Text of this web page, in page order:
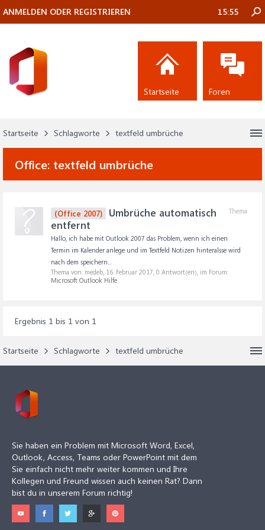
Startseite Schlagworte textfeld umbrüche
Office: textfeld umbrüche
Thema
(Office 2007)
Umbrüche automatisch
entfernt
Hallo, ich habe mit Outlook 2007 das Problem, wenn ich einen
Termin im Kalender anlege und im Textfeld Notizen hinteralsse wird
nach dem speichern...
Thema von: medeb, 16. Februar 2017, 0 Antwort(en), im Forum:
Microsoft Outlook Hilfe
Ergebnis 1 bis 1 von 1
Startseite Schlagworte textfeld umbrüche
ANMELDEN ODER REGISTRIEREN 15:55
Startseite Foren
Sie haben ein Problem mit Microsoft Word, Excel,
Outlook, Access, Teams oder PowerPoint mit dem
Sie einfach nicht mehr weiter kommen und Ihre
Kollegen und Freund wissen auch keinen Rat? Dann
bist du in unserem Forum richtig!